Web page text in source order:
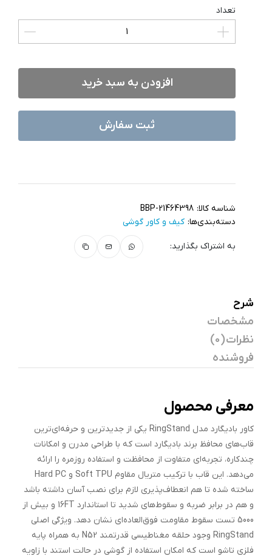
تعداد
افزودن به سبد خرید
ثبت سفارش
شناسه کالا: BBP-21464398
دسته‌بندی‌ها: کیف و کاور گوشی
به اشتراک بگذارید:
شرح
مشخصات
نظرات (0)
فروشنده
معرفی محصول
کاور بادیگارد مدل RingStand یکی از جدیدترین و حرفه‌ای‌ترین
قاب‌های محافظ برند بادیگارد است که با طراحی مدرن و امکانات
چندکاره، تجربه‌ای متفاوت از محافظت و استفاده روزمره را ارائه
می‌دهد. این قاب با ترکیب متریال مقاوم Soft TPU و Hard PC
ساخته شده تا هم انعطاف‌پذیری لازم برای نصب آسان داشته باشد
و هم در برابر ضربه و سقوط‌های شدید تا استاندارد 16FT و بیش از
5000 تست سقوط مقاومت فوق‌العاده‌ای نشان دهد. ویژگی اصلی
RingStand وجود حلقه مغناطیسی قدرتمند N52 به همراه پایه
فلزی تاشو است که امکان استفاده از گوشی در حالت استند با زاویه